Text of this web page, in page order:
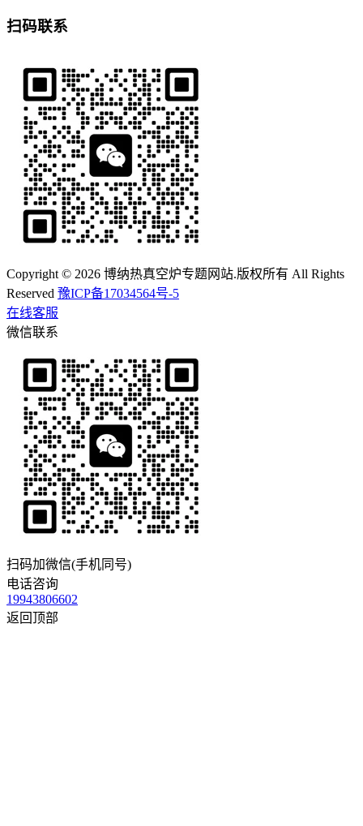
扫码联系
Copyright © 2026 博纳热真空炉专题网站.版权所有 All Rights
Reserved 豫ICP备17034564号-5
在线客服
微信联系
扫码加微信(手机同号)
电话咨询
19943806602
返回顶部